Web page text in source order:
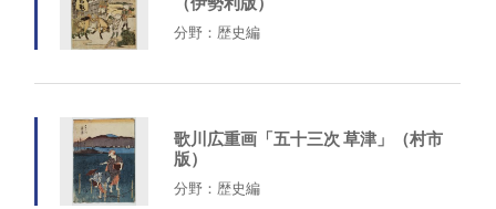
分野：歴史編
歌川広重画「五十三次 草津」（村市
版）
分野：歴史編